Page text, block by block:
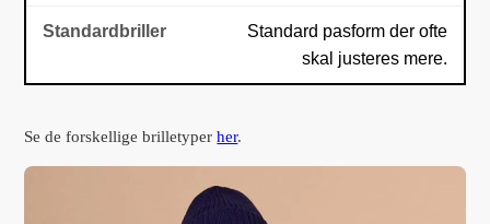
Standard pasform der ofte
skal justeres mere.
Se de forskellige brilletyperher.